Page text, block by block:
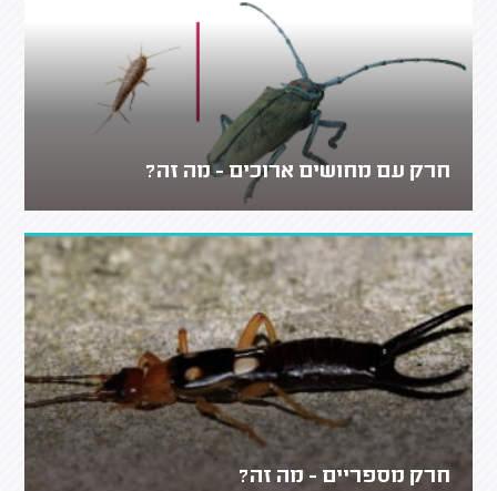
חרק עם מחושים ארוכים - מה זה?
חרק מספריים - מה זה?